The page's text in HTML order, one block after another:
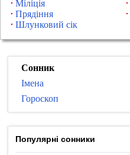
Міліція
Прядіння
Шлунковий сік
Сонник
Імена
Гороскоп
Популярні сонники